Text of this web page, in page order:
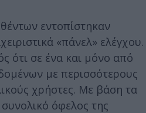
εντοπίστηκαν
«πάνελ» ελέγχου.
ότι σε ένα και μόνο από
με περισσότερους
χρήστες. Με βάση τα
όφελος της